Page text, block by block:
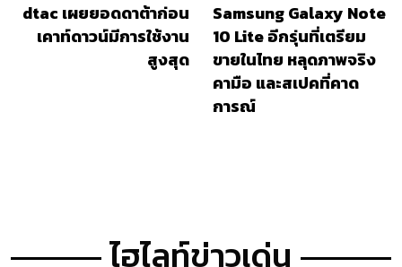
dtac เผยยอดดาต้าก่อน
เคาท์ดาวน์มีการใช้งาน
สูงสุด
Samsung Galaxy Note
10 Lite อีกรุ่นที่เตรียม
ขายในไทย หลุดภาพจริง
คามือ และสเปคที่คาด
การณ์
ไฮไลท์ข่าวเด่น